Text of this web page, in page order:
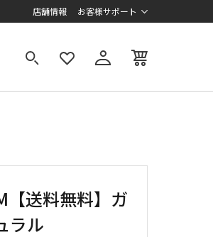
店舗情報 お客様サポート
【送料無料】ガ
ラル